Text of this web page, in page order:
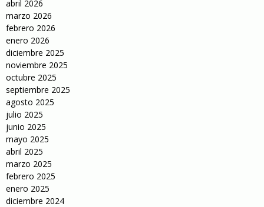
abril 2026
marzo 2026
febrero 2026
enero 2026
diciembre 2025
noviembre 2025
octubre 2025
septiembre 2025
agosto 2025
julio 2025
junio 2025
mayo 2025
abril 2025
marzo 2025
febrero 2025
enero 2025
diciembre 2024